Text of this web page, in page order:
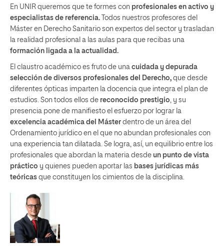
En UNIR queremos que te formes con profesionales en activo y
especialistas de referencia. Todos nuestros profesores del
Máster en Derecho Sanitario son expertos del sector y trasladan
la realidad profesional a las aulas para que recibas una
formación ligada a la actualidad.
El claustro académico es fruto de una cuidada y depurada
selección de diversos profesionales del Derecho, que desde
diferentes ópticas imparten la docencia que integra el plan de
estudios. Son todos ellos de reconocido prestigio, y su
presencia pone de manifiesto el esfuerzo por lograr la
excelencia académica del Máster dentro de un área del
Ordenamiento jurídico en el que no abundan profesionales con
una experiencia tan dilatada. Se logra, así, un equilibrio entre los
profesionales que abordan la materia desde un punto de vista
práctico y quienes pueden aportar las bases jurídicas más
teóricas que constituyen los cimientos de la disciplina.